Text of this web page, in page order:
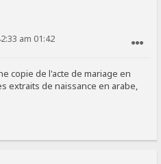
am 01:42
copie de l'acte de mariage en
extraits de naissance en arabe,